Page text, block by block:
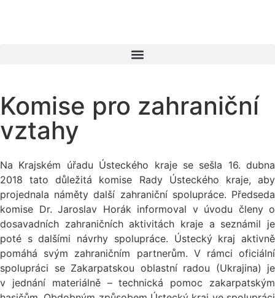
Komise pro zahraniční
vztahy
Na Krajském úřadu Ústeckého kraje se sešla 16. dubna
2018 tato důležitá komise Rady Ústeckého kraje, aby
projednala náměty další zahraniční spolupráce. Předseda
komise Dr. Jaroslav Horák informoval v úvodu členy o
dosavadních zahraničních aktivitách kraje a seznámil je
poté s dalšími návrhy spolupráce. Ústecký kraj aktivně
pomáhá svým zahraničním partnerům. V rámci oficiální
spolupráci se Zakarpatskou oblastní radou (Ukrajina) je
v jednání materiálně – technická pomoc zakarpatským